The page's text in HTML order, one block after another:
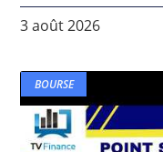
3 août 2026
BOURSE